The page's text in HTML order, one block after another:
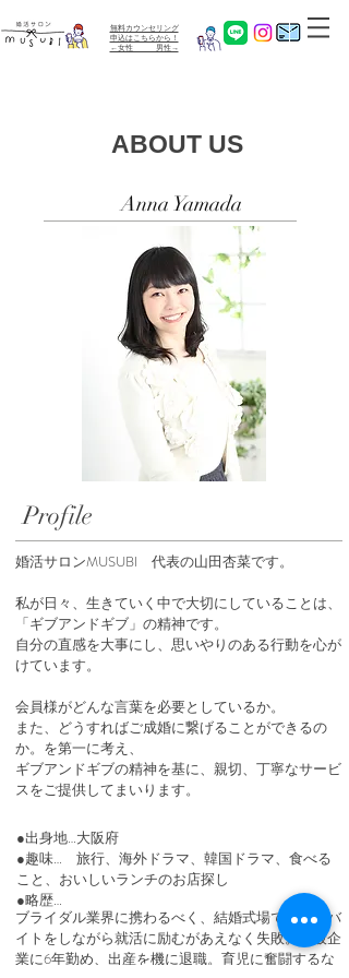
無料カウンセリング
​申込はこちらから！
←女性 男性→
ABOUT US
Anna Yamada
Profile
婚活サロンMUSUBI 代表の山田杏菜です。
私が日々、生きていく中で大切にしていることは、
「ギブアンドギブ」の精神です。
自分の直感を大事にし、思いやりのある行動を心が
けています。
会員様がどんな言葉を必要としているか。
また、どうすればご成婚に繋げることができるの
か。を第一に考え、
ギブアンドギブの精神を基に、親切、丁寧なサービ
スをご提供してまいります。
●出身地…大阪府
●趣味… 旅行、海外ドラマ、韓国ドラマ、食べる
こと、おいしいランチのお店探し
●略歴…
ブライダル業界に携わるべく、結婚式場でのアルバ
イトをしながら就活に励むがあえなく失敗。一般企
業に6年勤め、出産を機に退職。育児に奮闘するな